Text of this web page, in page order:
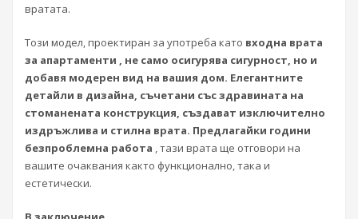
вратата.
Този модел, проектиран за употреба като входна врата
за апартаменти , не само осигурява сигурност, но и
добавя модерен вид на вашия дом. Елегантните
детайли в дизайна, съчетани със здравината на
стоманената конструкция, създават изключително
издръжлива и стилна врата. Предлагайки години
безпроблемна работа , тази врата ще отговори на
вашите очаквания както функционално, така и
естетически.